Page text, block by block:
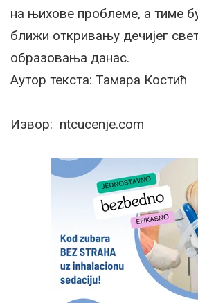
на њихове проблеме, а тиме
ближи откривању дечијег
образовања данас.
Аутор текста: Тамара Костић
Извор: ntcucenje.com